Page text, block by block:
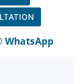
WhatsApp